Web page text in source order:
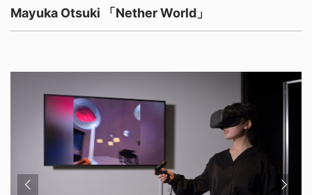
Mayuka Otsuki 「Nether World」